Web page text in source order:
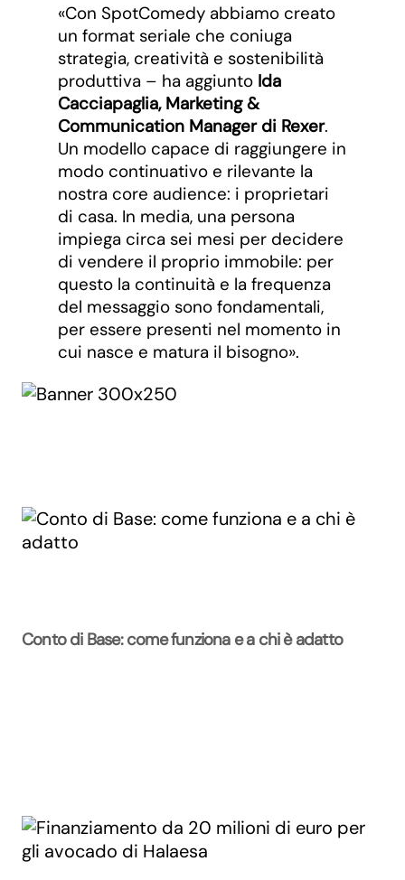
«Con SpotComedy abbiamo creato
un format seriale che coniuga
strategia, creatività e sostenibilità
produttiva – ha aggiunto Ida
Cacciapaglia, Marketing &
Communication Manager di Rexer.
Un modello capace di raggiungere in
modo continuativo e rilevante la
nostra core audience: i proprietari
di casa. In media, una persona
impiega circa sei mesi per decidere
di vendere il proprio immobile: per
questo la continuità e la frequenza
del messaggio sono fondamentali,
per essere presenti nel momento in
cui nasce e matura il bisogno».
Conto di Base: come funziona e a chi è adatto